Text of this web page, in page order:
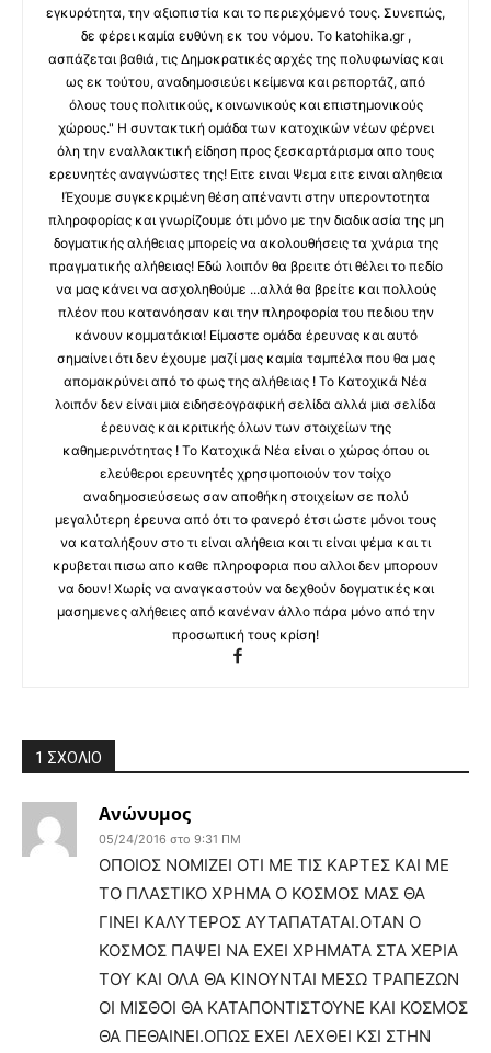
εγκυρότητα, την αξιοπιστία και το περιεχόμενό τους. Συνεπώς,
δε φέρει καμία ευθύνη εκ του νόμου. Το katohika.gr ,
ασπάζεται βαθιά, τις Δημοκρατικές αρχές της πολυφωνίας και
ως εκ τούτου, αναδημοσιεύει κείμενα και ρεπορτάζ, από
όλους τους πολιτικούς, κοινωνικούς και επιστημονικούς
χώρους." Η συντακτική ομάδα των κατοχικών νέων φέρνει
όλη την εναλλακτική είδηση προς ξεσκαρτάρισμα απο τους
ερευνητές αναγνώστες της! Ειτε ειναι Ψεμα ειτε ειναι αληθεια
!Έχουμε συγκεκριμένη θέση απέναντι στην υπεροντοτητα
πληροφορίας και γνωρίζουμε ότι μόνο με την διαδικασία της μη
δογματικής αλήθειας μπορείς να ακολουθήσεις τα χνάρια της
πραγματικής αλήθειας! Εδώ λοιπόν θα βρειτε ότι θέλει το πεδίο
να μας κάνει να ασχοληθούμε ...αλλά θα βρείτε και πολλούς
πλέον που κατανόησαν και την πληροφορία του πεδιου την
κάνουν κομματάκια! Είμαστε ομάδα έρευνας και αυτό
σημαίνει ότι δεν έχουμε μαζί μας καμία ταμπέλα που θα μας
απομακρύνει από το φως της αλήθειας ! Το Κατοχικά Νέα
λοιπόν δεν είναι μια ειδησεογραφική σελίδα αλλά μια σελίδα
έρευνας και κριτικής όλων των στοιχείων της
καθημερινότητας ! Το Κατοχικά Νέα είναι ο χώρος όπου οι
ελεύθεροι ερευνητές χρησιμοποιούν τον τοίχο
αναδημοσιεύσεως σαν αποθήκη στοιχείων σε πολύ
μεγαλύτερη έρευνα από ότι το φανερό έτσι ώστε μόνοι τους
να καταλήξουν στο τι είναι αλήθεια και τι είναι ψέμα και τι
κρυβεται πισω απο καθε πληροφορια που αλλοι δεν μπορουν
να δουν! Χωρίς να αναγκαστούν να δεχθούν δογματικές και
μασημενες αλήθειες από κανέναν άλλο πάρα μόνο από την
προσωπική τους κρίση!
1 ΣΧΟΛΙΟ
Ανώνυμος
05/24/2016 στο 9:31 ΠΜ
ΟΠΟΙΟΣ ΝΟΜΙΖΕΙ ΟΤΙ ΜΕ ΤΙΣ ΚΑΡΤΕΣ ΚΑΙ ΜΕ
ΤΟ ΠΛΑΣΤΙΚΟ ΧΡΗΜΑ Ο ΚΟΣΜΟΣ ΜΑΣ ΘΑ
ΓΙΝΕΙ ΚΑΛΥΤΕΡΟΣ ΑΥΤΑΠΑΤΑΤΑΙ.ΟΤΑΝ Ο
ΚΟΣΜΟΣ ΠΑΨΕΙ ΝΑ ΕΧΕΙ ΧΡΗΜΑΤΑ ΣΤΑ ΧΕΡΙΑ
ΤΟΥ ΚΑΙ ΟΛΑ ΘΑ ΚΙΝΟΥΝΤΑΙ ΜΕΣΩ ΤΡΑΠΕΖΩΝ
ΟΙ ΜΙΣΘΟΙ ΘΑ ΚΑΤΑΠΟΝΤΙΣΤΟΥΝΕ ΚΑΙ ΚΟΣΜΟΣ
ΘΑ ΠΕΘΑΙΝΕΙ.ΟΠΩΣ ΕΧΕΙ ΛΕΧΘΕΙ ΚΣΙ ΣΤΗΝ